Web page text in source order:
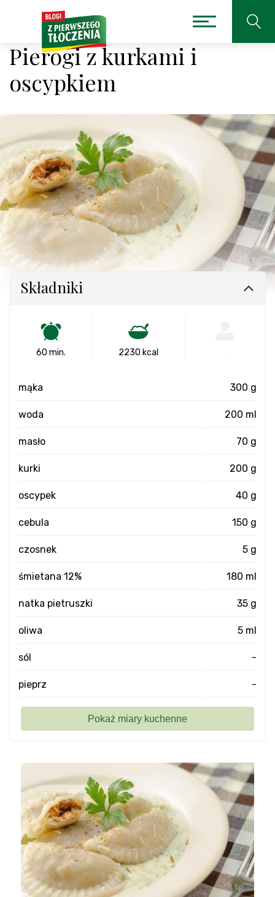
Pierogi z kurkami i
oscypkiem
Składniki
60 min. 2230 kcal
mąka 300 g
woda 200 ml
masło 70 g
kurki 200 g
oscypek 40 g
cebula 150 g
czosnek 5 g
śmietana 12% 180 ml
natka pietruszki 35 g
oliwa 5 ml
sól -
pieprz -